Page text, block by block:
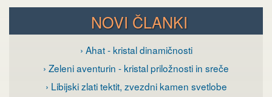
NOVI ČLANKI
› Ahat - kristal dinamičnosti
› Zeleni aventurin - kristal priložnosti in sreče
› Libijski zlati tektit, zvezdni kamen svetlobe